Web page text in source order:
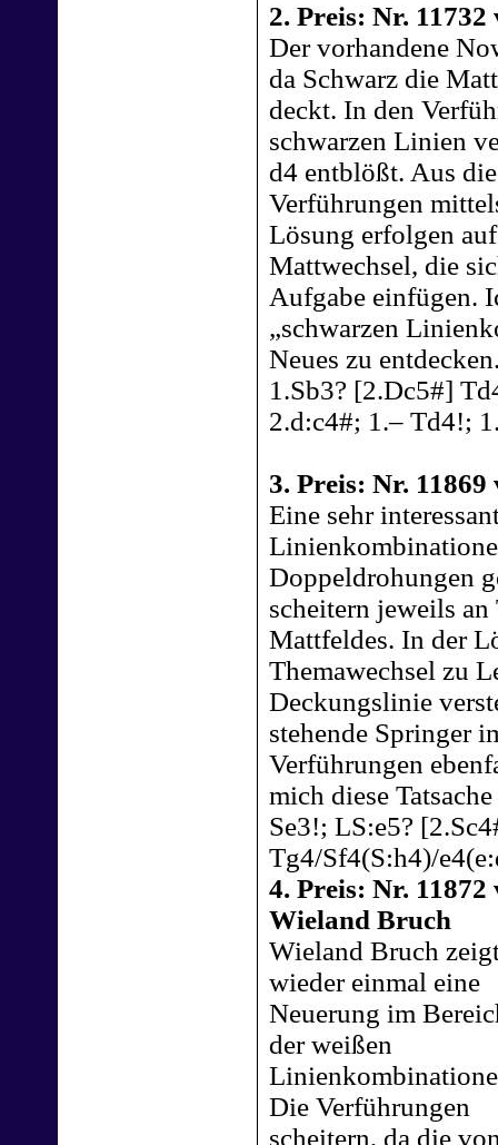
2. Preis: Nr.
Der vorhandene
da Schwarz die
deckt. In den
schwarzen Linien
d4 entblößt. Aus
Verführungen
Lösung erfolgen
Mattwechsel, die
Aufgabe einfügen.
„schwarzen
Neues zu
1.Sb3? [2.Dc5#]
2.d:c4#; 1.– Td4!;
3. Preis: Nr.
Eine sehr
Doppeldrohungen
scheitern jeweils
Mattfeldes. In der
Themawechsel zu
Deckungslinie
stehende Springer
Verführungen
mich diese
Se3!; LS:e5?
Tg4/Sf4(S:h4)/
4. Preis: Nr. 11872
Wieland Bruch
Wieland Bruch
wieder einmal eine
Neuerung im
der weißen
Die Verführungen
scheitern, da die